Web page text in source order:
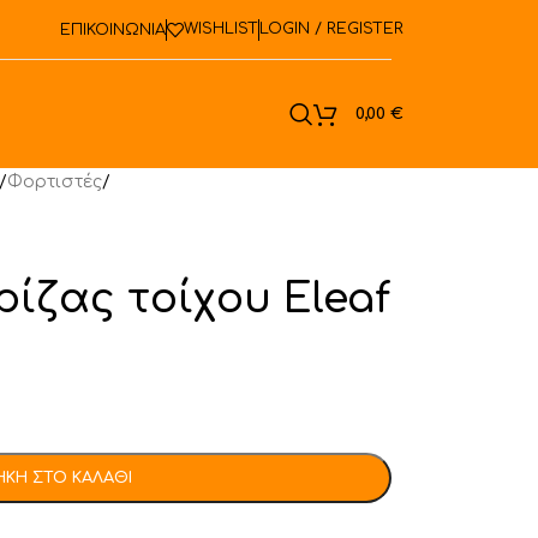
ΕΠΙΚΟΙΝΩΝΙΑ WISHLIST LOGIN / REGISTER
0,00 €
Φορτιστές/
τοίχου Eleaf
ΣΤΟ ΚΑΛΆΘΙ